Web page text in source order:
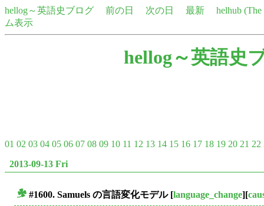
hellog～英語史ブログ 前の日 次の日 最新
helhub
ム表示
hellog～英語史
01 02 03 04 05 06 07 08 09 10 11 12 13 14 15 16 17 18 19 20 21 22
2013-09-13 Fri
#1600. Samuels の言語変化モデル[language_change][